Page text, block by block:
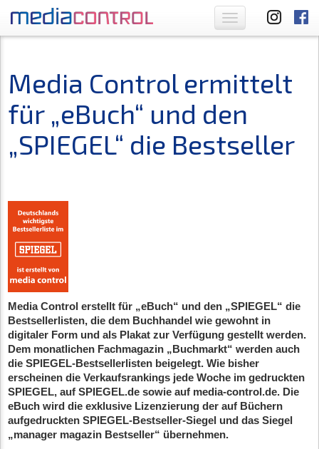
Toggle
navigation
Media Control ermittelt
für „eBuch“ und den
„SPIEGEL“ die Bestseller
Media Control erstellt für „eBuch“ und den „SPIEGEL“ die
Bestsellerlisten, die dem Buchhandel wie gewohnt in
digitaler Form und als Plakat zur Verfügung gestellt werden.
Dem monatlichen Fachmagazin „Buchmarkt“ werden auch
die SPIEGEL-Bestsellerlisten beigelegt. Wie bisher
erscheinen die Verkaufsrankings jede Woche im gedruckten
SPIEGEL, auf SPIEGEL.de sowie auf media-control.de. Die
eBuch wird die exklusive Lizenzierung der auf Büchern
aufgedruckten SPIEGEL-Bestseller-Siegel und das Siegel
„manager magazin Bestseller“ übernehmen.